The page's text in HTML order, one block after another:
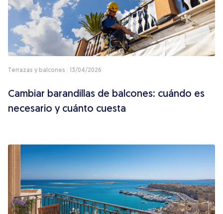
Terrazas y balcones 13/04/2026
Cambiar barandillas de balcones: cuándo es
necesario y cuánto cuesta